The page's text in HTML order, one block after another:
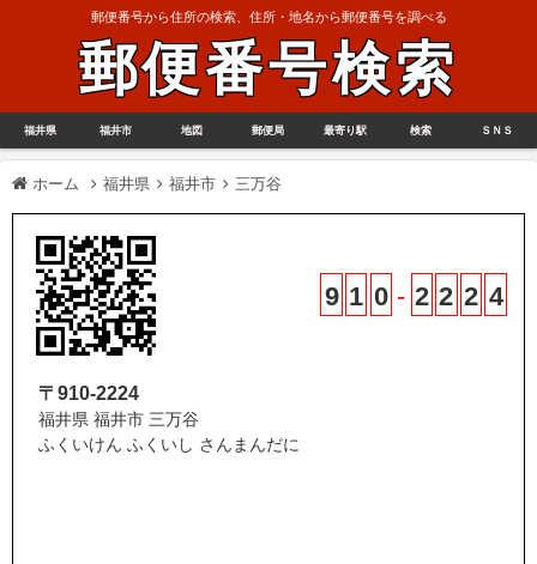
郵便番号から住所の検索、住所・地名から郵便番号を調べる
郵便番号検索
福井県 福井市 地図 郵便局 最寄り駅 検索 ＳＮＳ
ホーム 福井県 福井市 三万谷
9 1 0 - 2 2 2 4
〒910-2224
福井県 福井市 三万谷
ふくいけん ふくいし さんまんだに